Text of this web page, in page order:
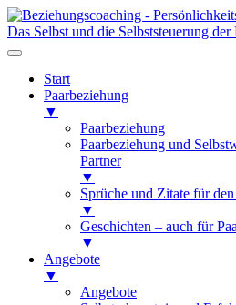
Start
Paarbeziehung
▼
Paarbeziehung
Paarbeziehung und
Partner
▼
Sprüche und Zitate für
▼
Geschichten – auch für
▼
Angebote
▼
Angebote